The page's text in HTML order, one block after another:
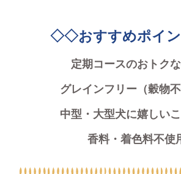
◇◇おすすめポイ
定期コースのおトク
グレインフリー（穀物不
中型・大型犬に嬉しい
香料・着色料不使